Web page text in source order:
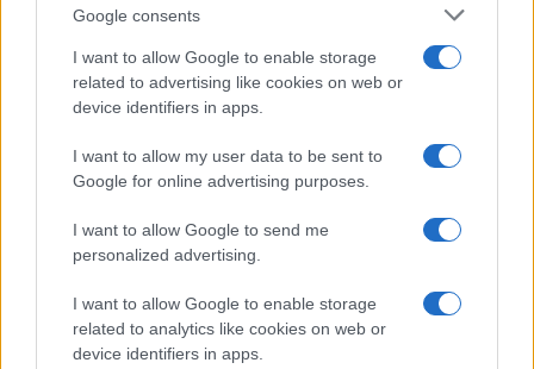
Google consents
I want to allow Google to enable storage
related to advertising like cookies on web or
device identifiers in apps.
I want to allow my user data to be sent to
Google for online advertising purposes.
I want to allow Google to send me
personalized advertising.
I want to allow Google to enable storage
related to analytics like cookies on web or
device identifiers in apps.
Scopri Noto: guida alla città barocca più elegante della
Matteo Pellegrino · 9 Ago 2026